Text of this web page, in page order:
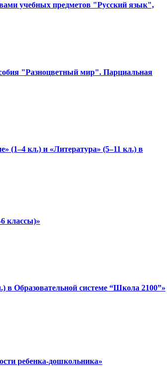
учебных предметов "Русский язык",
"Разноцветный мир". Парциальная
(1–4 кл.) и «Литература» (5–11 кл.) в
классы)»
в Образовательной системе “Школа 2100”»
ребенка-дошкольника»